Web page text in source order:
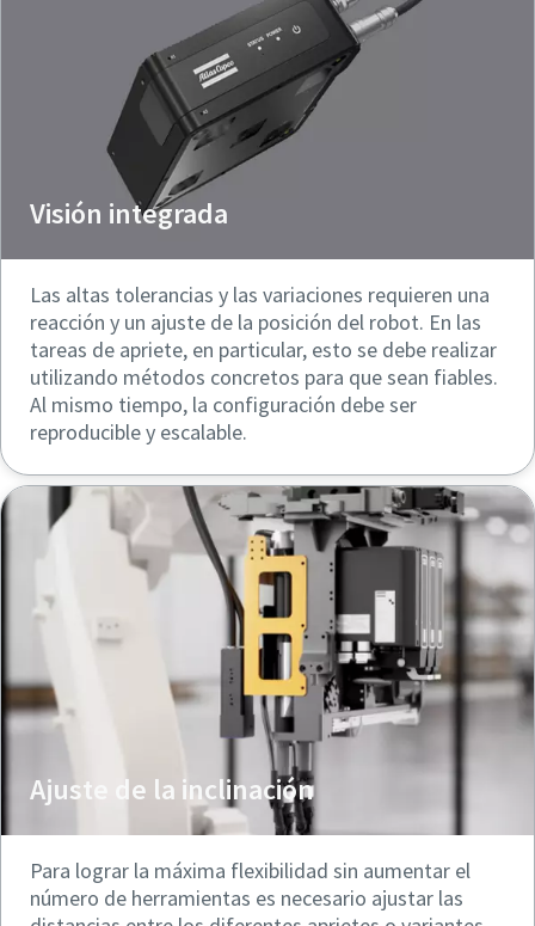
Visión integrada
Las altas tolerancias y las variaciones requieren una
reacción y un ajuste de la posición del robot. En las
tareas de apriete, en particular, esto se debe realizar
utilizando métodos concretos para que sean fiables.
Al mismo tiempo, la configuración debe ser
reproducible y escalable.
Ajuste de la inclinación
Para lograr la máxima flexibilidad sin aumentar el
número de herramientas es necesario ajustar las